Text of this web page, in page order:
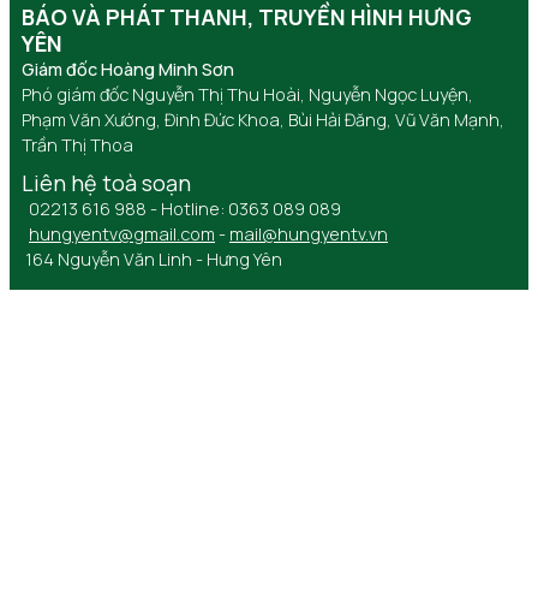
BÁO VÀ PHÁT THANH, TRUYỀN HÌNH HƯNG
YÊN
Giám đốc Hoàng Minh Sơn
Phó giám đốc Nguyễn Thị Thu Hoài, Nguyễn Ngọc Luyện,
Phạm Văn Xướng, Đinh Đức Khoa, Bùi Hải Đăng, Vũ Văn Mạnh,
Trần Thị Thoa
Liên hệ toà soạn
02213 616 988 - Hotline: 0363 089 089
hungyentv@gmail.com - mail@hungyentv.vn
164 Nguyễn Văn Linh - Hưng Yên